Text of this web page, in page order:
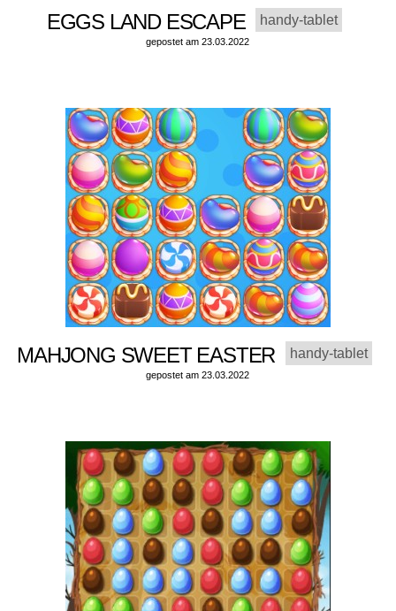
EGGS LAND ESCAPE handy-tablet
gepostet am 23.03.2022
MAHJONG SWEET EASTER handy-tablet
gepostet am 23.03.2022